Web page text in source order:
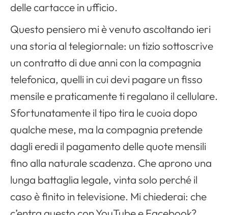
delle cartacce in ufficio.
Questo pensiero mi è venuto ascoltando ieri
una storia al telegiornale: un tizio sottoscrive
un contratto di due anni con la compagnia
telefonica, quelli in cui devi pagare un fisso
mensile e praticamente ti regalano il cellulare.
Sfortunatamente il tipo tira le cuoia dopo
qualche mese, ma la compagnia pretende
dagli eredi il pagamento delle quote mensili
fino alla naturale scadenza. Che aprono una
lunga battaglia legale, vinta solo perché il
caso è finito in televisione. Mi chiederai: che